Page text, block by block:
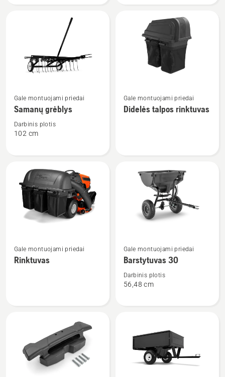
naudojama
agregato
63
72-
daugiau
detalių
apie
Samanų
Gale montuojami priedai
Samanų grėblys
Darbinis plotis
102 cm
daugiau
detalių
Gale montuojami priedai
Didelės talpos rinktuvas
daugiau
detalių
Gale montuojami priedai
Rinktuvas
daugiau
detalių
apie
Barstytuvas
Gale montuojami priedai
Barstytuvas 30
Darbinis plotis
56,48 cm